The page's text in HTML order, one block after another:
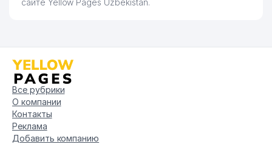
сайте Yellow Pages Uzbekistan.
Все рубрики
О компании
Контакты
Реклама
Добавить компанию